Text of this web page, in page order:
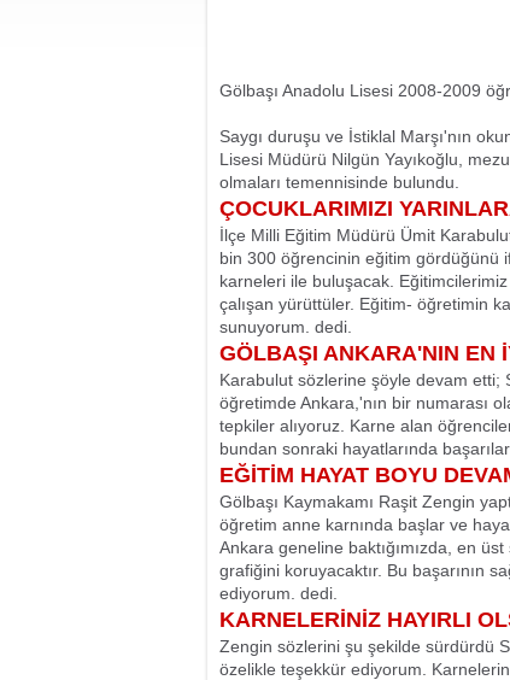
Gölbaşı Anadolu Lisesi 2008-2009
Saygı duruşu ve İstiklal Marşı'nın
Lisesi Müdürü Nilgün Yayıkoğlu,
olmaları temennisinde bulundu.
ÇOCUKLARIMIZI
İlçe Milli Eğitim Müdürü Ümit
bin 300 öğrencinin eğitim gördüğünü
karneleri ile buluşacak.
çalışan yürüttüler. Eğitim- öğretimin
sunuyorum. dedi.
GÖLBAŞI ANKARA'NIN EN
Karabulut sözlerine şöyle devam etti;
öğretimde Ankara,'nın bir numarası
tepkiler alıyoruz. Karne alan
bundan sonraki hayatlarında başarılar
EĞİTİM HAYAT BOYU
Gölbaşı Kaymakamı Raşit Zengin
öğretim anne karnında başlar ve
Ankara geneline baktığımızda, en üst
grafiğini koruyacaktır. Bu başarının
ediyorum. dedi.
KARNELERİNİZ HAYIRLI
Zengin sözlerini şu şekilde sürdürdü
özelikle teşekkür ediyorum.